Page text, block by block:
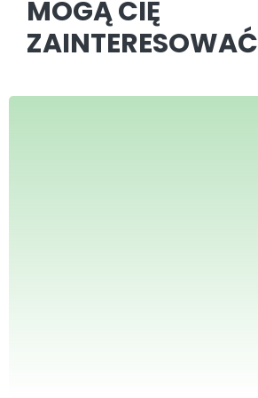
MOGĄ CIĘ
ZAINTERESOWAĆ